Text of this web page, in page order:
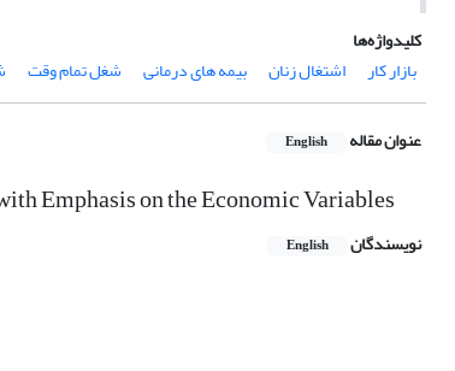
کلیدواژه‌ها
بازار کار
اشتغال زنان بیمه های درمانی شغل تمام وقت
عنوان مقاله English
Emphasis on the Economic Variables
نویسندگان English